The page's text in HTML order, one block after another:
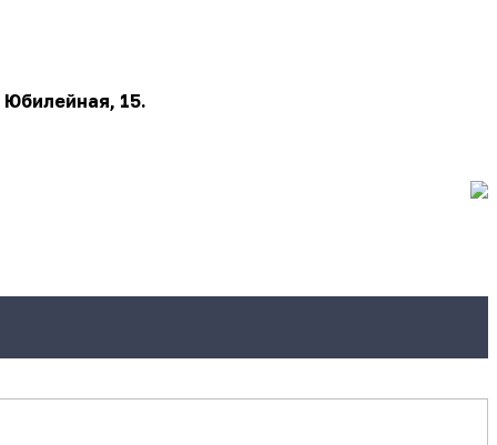
Юбилейная, 15.